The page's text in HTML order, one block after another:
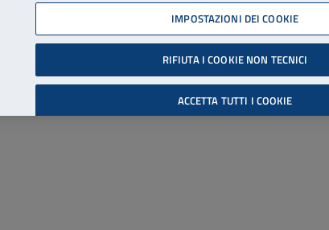
06 45539607
Accessibilità
Cerca
IMPOSTAZIONI DEI COOKIE
RIFIUTA I COOKIE NON TECNICI
ACCETTA TUTTI I COOKIE